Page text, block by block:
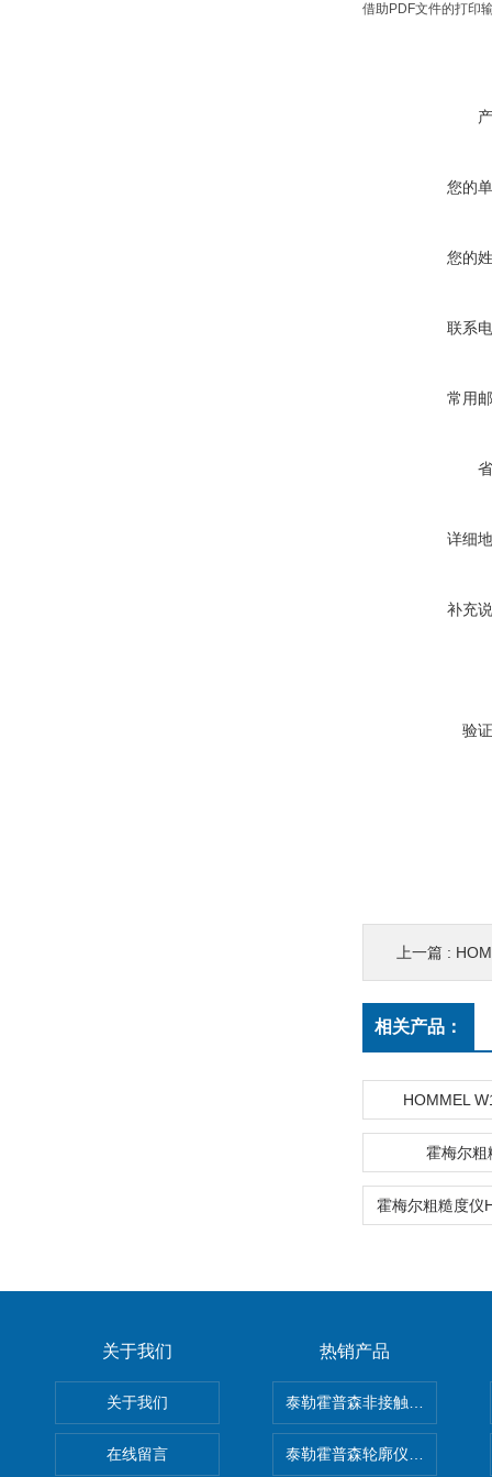
借助PDF文件的打印
您的
您的
联系
常用
详细
补充
验
上一篇 :
相关产品：
HOMMEL
霍梅尔粗
霍梅尔粗糙度仪
关于我们
关于我们
在线留言
热销产品
泰勒霍普森非接触式轮廓仪
泰勒霍普森轮廓仪|TAYLOR